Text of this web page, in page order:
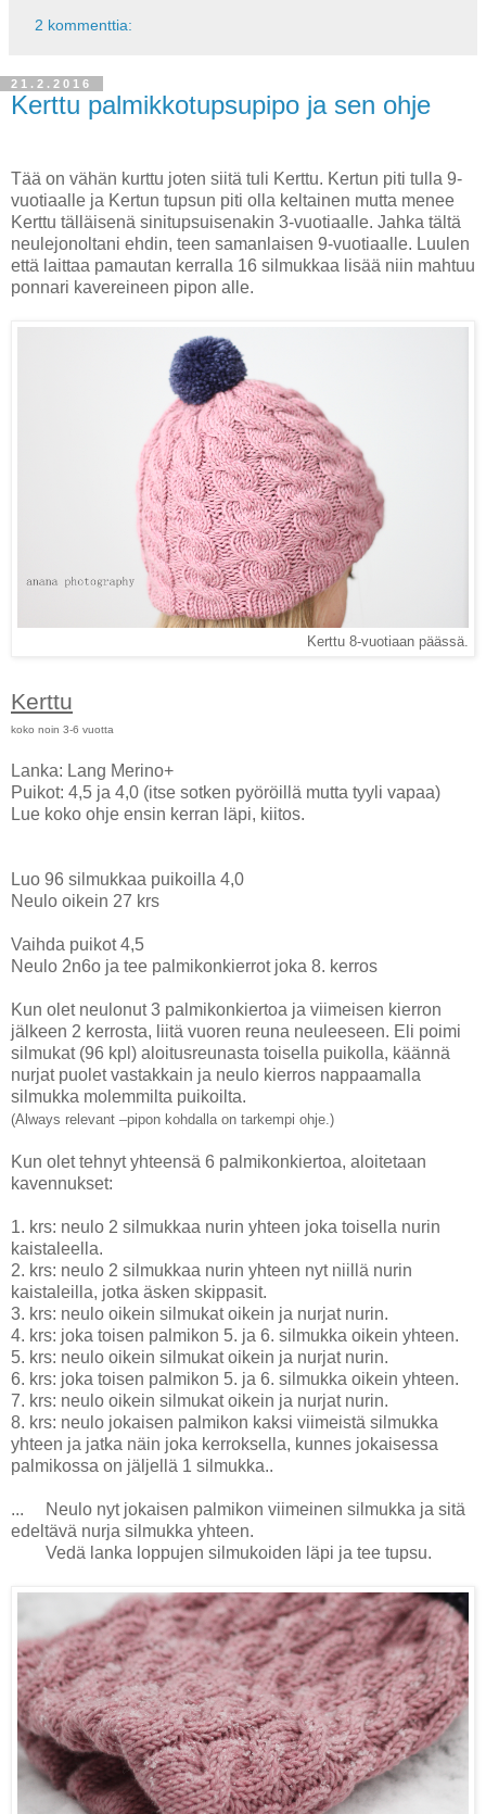
2 kommenttia:
21.2.2016
Kerttu palmikkotupsupipo ja sen ohje
Tää on vähän kurttu joten siitä tuli Kerttu. Kertun piti tulla 9-
vuotiaalle ja Kertun tupsun piti olla keltainen mutta menee
Kerttu tälläisenä sinitupsuisenakin 3-vuotiaalle. Jahka tältä
neulejonoltani ehdin, teen samanlaisen 9-vuotiaalle. Luulen
että laittaa pamautan kerralla 16 silmukkaa lisää niin mahtuu
ponnari kavereineen pipon alle.
Kerttu 8-vuotiaan päässä.
Kerttu
koko noin 3-6 vuotta
Lanka: Lang Merino+
Puikot: 4,5 ja 4,0 (itse sotken pyöröillä mutta tyyli vapaa)
Lue koko ohje ensin kerran läpi, kiitos.
Luo 96 silmukkaa puikoilla 4,0
Neulo oikein 27 krs
Vaihda puikot 4,5
Neulo 2n6o ja tee palmikonkierrot joka 8. kerros
Kun olet neulonut 3 palmikonkiertoa ja viimeisen kierron
jälkeen 2 kerrosta, liitä vuoren reuna neuleeseen. Eli poimi
silmukat (96 kpl) aloitusreunasta toisella puikolla, käännä
nurjat puolet vastakkain ja neulo kierros nappaamalla
silmukka molemmilta puikoilta.
(Always relevant –pipon kohdalla on tarkempi ohje.)
Kun olet tehnyt yhteensä 6 palmikonkiertoa, aloitetaan
kavennukset:
1. krs: neulo 2 silmukkaa nurin yhteen joka toisella nurin
kaistaleella.
2. krs: neulo 2 silmukkaa nurin yhteen nyt niillä nurin
kaistaleilla, jotka äsken skippasit.
3. krs: neulo oikein silmukat oikein ja nurjat nurin.
4. krs: joka toisen palmikon 5. ja 6. silmukka oikein yhteen.
5. krs: neulo oikein silmukat oikein ja nurjat nurin.
6. krs: joka toisen palmikon 5. ja 6. silmukka oikein yhteen.
7. krs: neulo oikein silmukat oikein ja nurjat nurin.
8. krs: neulo jokaisen palmikon kaksi viimeistä silmukka
yhteen ja jatka näin joka kerroksella, kunnes jokaisessa
palmikossa on jäljellä 1 silmukka..
... Neulo nyt jokaisen palmikon viimeinen silmukka ja sitä
edeltävä nurja silmukka yhteen.
Vedä lanka loppujen silmukoiden läpi ja tee tupsu.